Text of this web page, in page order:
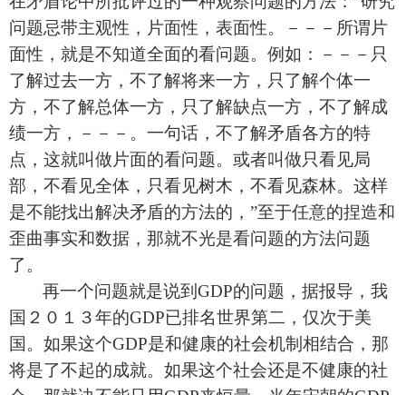
问题忌带主观性，片面性，表面性。－－－所谓片
面性，就是不知道全面的看问题。例如：－－－只
了解过去一方，不了解将来一方，只了解个体一
方，不了解总体一方，只了解缺点一方，不了解成
绩一方，－－－。一句话，不了解矛盾各方的特
点，这就叫做片面的看问题。或者叫做只看见局
部，不看见全体，只看见树木，不看见森林。这样
是不能找出解决矛盾的方法的，”至于任意的捏造和
歪曲事实和数据，那就不光是看问题的方法问题
了。
再一个问题就是说到GDP的问题，据报导，我
国２０１３年的GDP已排名世界第二，仅次于美
国。如果这个GDP是和健康的社会机制相结合，那
将是了不起的成就。如果这个社会还是不健康的社